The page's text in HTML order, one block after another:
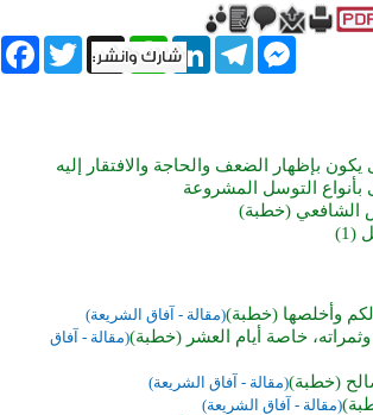
Twitter X
WhatsAppLinkedInTelegram
Messenger
يكون بإظهار الضعف والحاجة والافتقار إليه
بأنواع التوسل المشروعة
الشافعي (خطبة)
(1)
وأخلصها (خطبة)(مقالة - آفاق الشريعة)
وثمراته، خاصة أيام العشر (خطبة)(مقالة - آفاق
(خطبة)(مقالة - آفاق الشريعة)
(مقالة - آفاق الشريعة)